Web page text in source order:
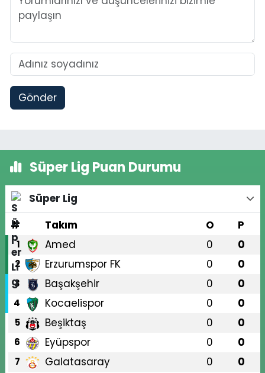
Gönder
Süper Lig Puan Durumu
Süper Lig
#
Takım O P
1 Amed 0 0
2 Erzurumspor FK 0 0
3 Başakşehir 0 0
4 Kocaelispor 0 0
5 Beşiktaş 0 0
6 Eyüpspor 0 0
7 Galatasaray 0 0